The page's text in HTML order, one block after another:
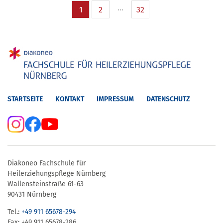
1 2 32
STARTSEITE KONTAKT IMPRESSUM DATENSCHUTZ
Diakoneo Fachschule für
Heilerziehungspflege Nürnberg
Wallensteinstraße 61-63
90431 Nürnberg
Tel.: +49 911 65678-294